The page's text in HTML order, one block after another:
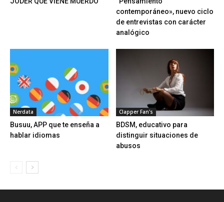
contemporáneo», nuevo ciclo
de entrevistas con carácter
analógico
Nerdata
Busuu, APP que te enseña a
hablar idiomas
Clapper Fan's
BDSM, educativo para
distinguir situaciones de
abusos